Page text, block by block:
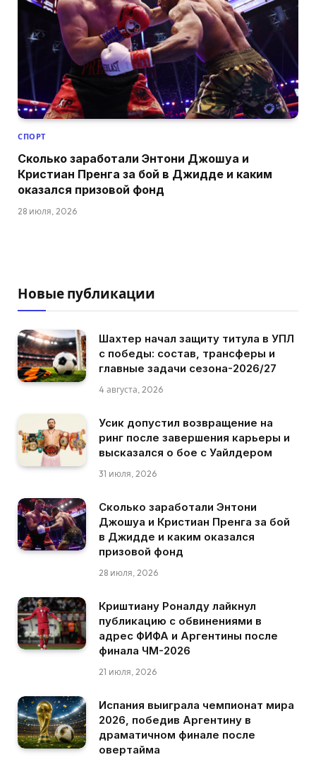
СПОРТ
Сколько заработали Энтони Джошуа и
Кристиан Пренга за бой в Джидде и каким
оказался призовой фонд
28 июля, 2026
Новые публикации
Шахтер начал защиту титула в УПЛ
с победы: состав, трансферы и
главные задачи сезона-2026/27
4 августа, 2026
Усик допустил возвращение на
ринг после завершения карьеры и
высказался о бое с Уайлдером
31 июля, 2026
Сколько заработали Энтони
Джошуа и Кристиан Пренга за бой
в Джидде и каким оказался
призовой фонд
28 июля, 2026
Криштиану Роналду лайкнул
публикацию с обвинениями в
адрес ФИФА и Аргентины после
финала ЧМ-2026
21 июля, 2026
Испания выиграла чемпионат мира
2026, победив Аргентину в
драматичном финале после
овертайма